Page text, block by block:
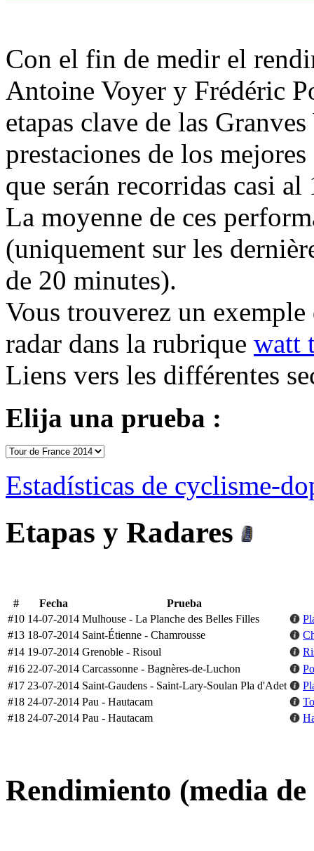
Con el fin de medir el
Antoine Voyer y Frédéric
etapas clave de las
prestaciones de los
que serán recorridas casi
La moyenne de ces
(uniquement sur les
de 20 minutes).
Vous trouverez un
radar dans la rubrique watt
Liens vers les différentes
Elija una prueba :
Estadísticas de cyclisme-
Etapas y Radares
# Fecha
Prueba
#10 14-07-2014 Mulhouse - La Planche des Belles Filles
#13 18-07-2014 Saint-Étienne - Chamrousse
#14 19-07-2014 Grenoble - Risoul
#16 22-07-2014 Carcassonne - Bagnères-de-Luchon
#17 23-07-2014 Saint-Gaudens - Saint-Lary-Soulan Pla d'Adet
#18 24-07-2014 Pau - Hautacam
#18 24-07-2014 Pau - Hautacam
Rendimiento (media